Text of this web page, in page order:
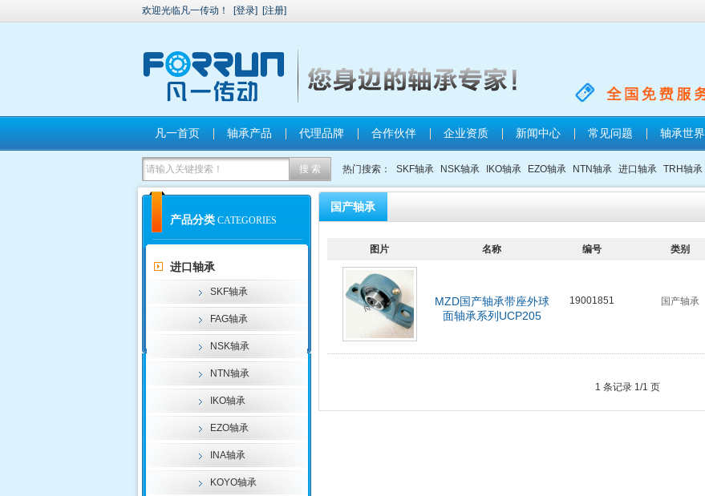
欢迎光临凡一传动！ [登录] [注册]
凡一首页 轴承产品 代理品牌 合作伙伴 企业资质 新闻中心 常见问题 轴承世界
热门搜索： SKF轴承 NSK轴承 IKO轴承 EZO轴承 NTN轴承 进口轴承 TRH轴承
产品分类 CATEGORIES
进口轴承
SKF轴承
FAG轴承
NSK轴承
NTN轴承
IKO轴承
EZO轴承
INA轴承
KOYO轴承
国产轴承
图片 名称 编号 类别
MZD国产轴承带座外球
面轴承系列UCP205
19001851 国产轴承
1 条记录 1/1 页